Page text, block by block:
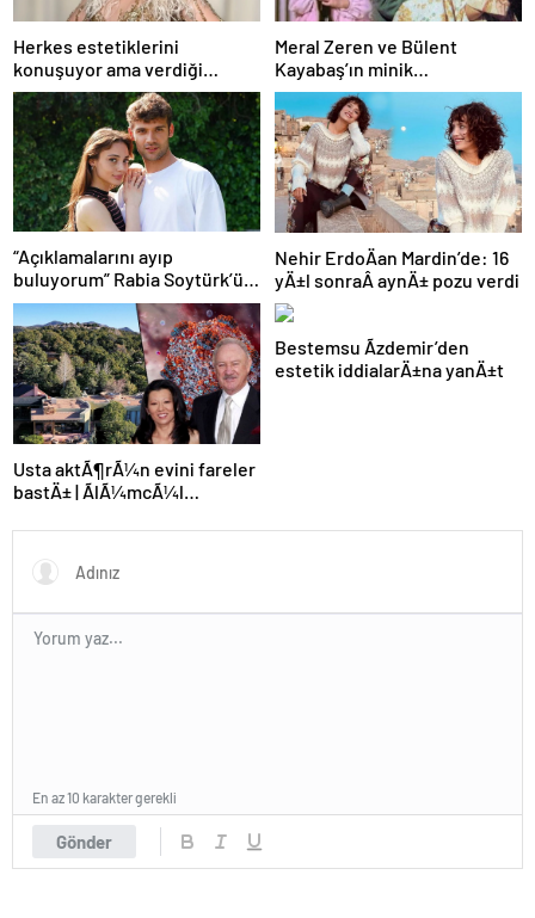
Herkes estetiklerini
konuşuyor ama verdiği
kiloları kimse görmüyor…
Şarkıcı Ceylan sitem etti!
Meral Zeren ve Bülent
Kayabaş’ın minik
partneriydi… Şimdilerin yıldız
ismini tanıdınız mı?
“Açıklamalarını ayıp
buluyorum” Rabia Soytürk’ün
sözlerine Caner Topçu’dan
tokat gibi cevap!
Nehir ErdoÄan Mardin’de: 16
yÄ±l sonraÂ aynÄ± pozu verdi
Usta aktÃ¶rÃ¼n evini fareler
bastÄ± | ÃlÃ¼mcÃ¼l
geziyor
Bestemsu Ãzdemir’den
estetik iddialarÄ±na yanÄ±t
Gönder
En az 10 karakter gerekli